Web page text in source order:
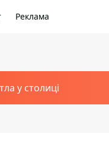
Реклама
у столиці